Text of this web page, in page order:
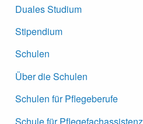
Duales Studium
Stipendium
Schulen
Über die Schulen
Schulen für Pflegeberufe
Schule für Pflegefachassistenz